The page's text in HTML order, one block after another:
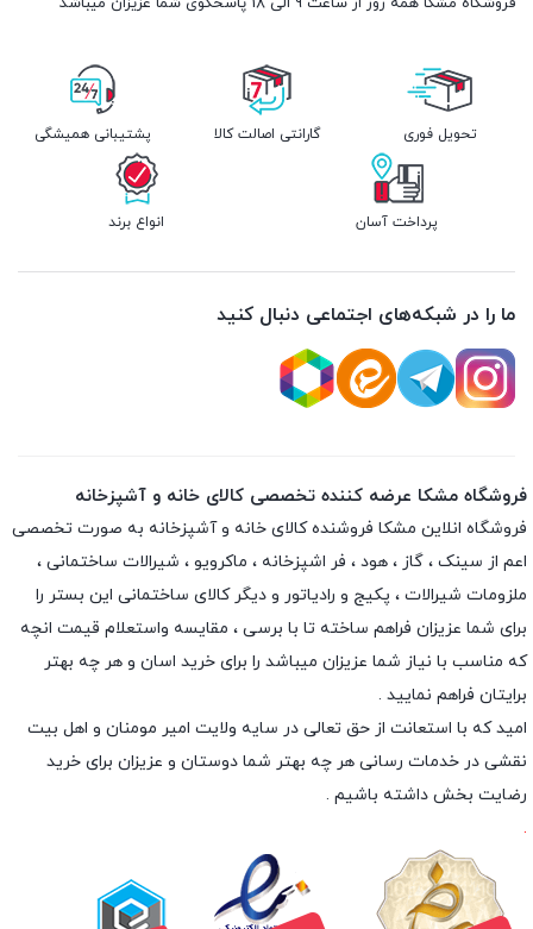
تحویل فوری گارانتی اصالت کالا پشتیبانی همیشگی
پرداخت آسان انواع برند
ما را در شبکه‌های اجتماعی دنبال کنید
فروشگاه مشکا عرضه کننده تخصصی کالای خانه و آشپزخانه
فروشگاه انلاین مشکا فروشنده کالای خانه و آشپزخانه به صورت تخصصی
اعم از سینک ، گاز ، هود ، فر اشپزخانه ، ماکرویو ، شیرالات ساختمانی ،
ملزومات شیرالات ، پکیج و رادیاتور و دیگر کالای ساختمانی این بستر را
برای شما عزیزان فراهم ساخته تا با برسی ، مقایسه واستعلام قیمت انچه
که مناسب با نیاز شما عزیزان میباشد را برای خرید اسان و هر چه بهتر
برایتان فراهم نمایید .
امید که با استعانت از حق تعالی در سایه ولایت امیر مومنان و اهل بیت
نقشی در خدمات رسانی هر چه بهتر شما دوستان و عزیزان برای خرید
رضایت بخش داشته باشیم .
.